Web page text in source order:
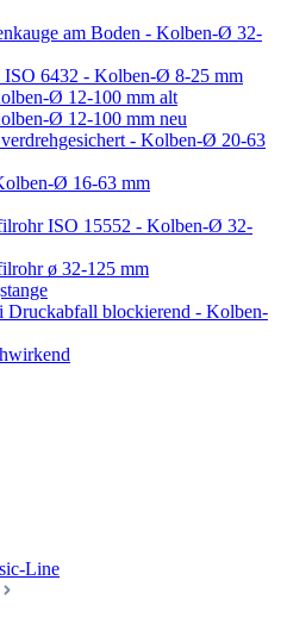
am Boden - Kolben-Ø 32-
ISO 6432 - Kolben-Ø 8-25 mm
Ø 12-100 mm alt
Ø 12-100 mm neu
- Kolben-Ø 20-63
Ø 16-63 mm
ISO 15552 - Kolben-Ø 32-
ø 32-125 mm
Druckabfall blockierend - Kolben-
Line